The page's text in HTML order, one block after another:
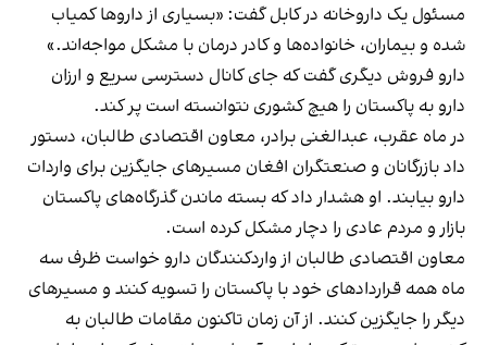
مسئول یک داروخانه در کابل گفت: «بسیاری از داروها کمیاب
شده و بیماران، خانواده‌ها و کادر درمان با مشکل مواجه‌اند.»
دارو فروش دیگری گفت که جای کانال دسترسی سریع و ارزان
دارو به پاکستان را هیچ کشوری نتوانسته است پر کند.
در ماه عقرب، عبدالغنی برادر، معاون اقتصادی طالبان، دستور
داد بازرگانان و صنعتگران افغان مسیرهای جایگزین برای واردات
دارو بیابند. او هشدار داد که بسته ماندن گذرگاه‌های پاکستان
بازار و مردم عادی را دچار مشکل کرده است.
معاون اقتصادی طالبان از واردکنندگان دارو خواست ظرف سه
ماه همه قراردادهای خود با پاکستان را تسویه کنند و مسیرهای
دیگر را جایگزین کنند. از آن زمان تاکنون مقامات طالبان به